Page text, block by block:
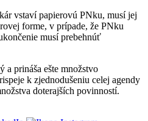
vstaví papierovú PNku, musí jej
forme, v prípade, že PNku
musí prebehnúť
a prináša ešte množstvo
k zjednodušeniu celej agendy
doterajších povinností.